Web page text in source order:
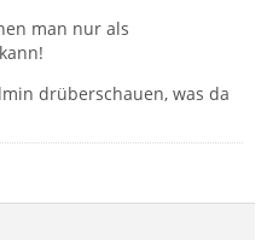
man nur als
drüberschauen, was da